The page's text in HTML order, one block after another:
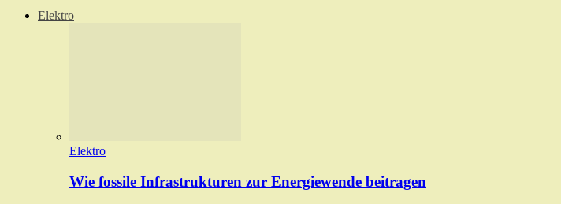
Elektro
Elektro
Wie fossile Infrastrukturen zur Energiewende beitragen